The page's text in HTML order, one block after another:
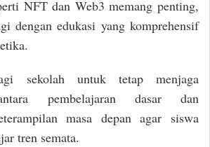
NFT dan Web3 memang penting,
dengan edukasi yang komprehensif
sekolah untuk tetap menjaga
pembelajaran dasar dan
masa depan agar siswa
tren semata.